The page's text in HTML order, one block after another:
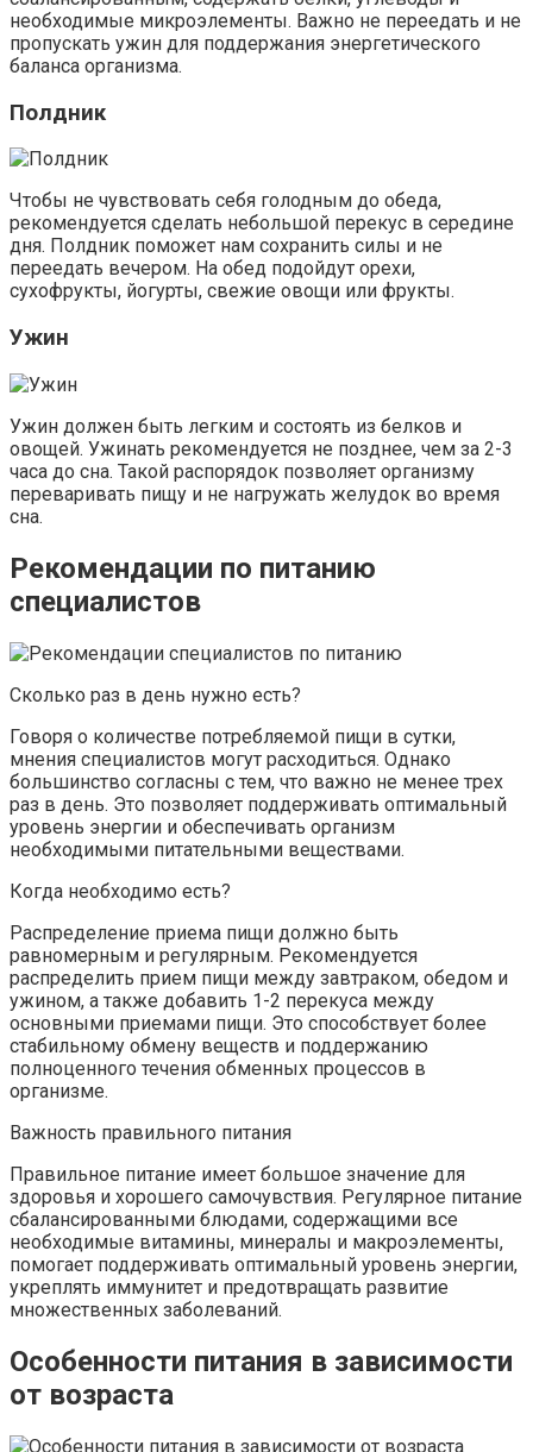
необходимые микроэлементы. Важно не переедать и не
пропускать ужин для поддержания энергетического
баланса организма.
Полдник
Чтобы не чувствовать себя голодным до обеда,
рекомендуется сделать небольшой перекус в середине
дня. Полдник поможет нам сохранить силы и не
переедать вечером. На обед подойдут орехи,
сухофрукты, йогурты, свежие овощи или фрукты.
Ужин
Ужин должен быть легким и состоять из белков и
овощей. Ужинать рекомендуется не позднее, чем за 2-3
часа до сна. Такой распорядок позволяет организму
переваривать пищу и не нагружать желудок во время
сна.
Рекомендации по питанию
специалистов
Сколько раз в день нужно есть?
Говоря о количестве потребляемой пищи в сутки,
мнения специалистов могут расходиться. Однако
большинство согласны с тем, что важно не менее трех
раз в день. Это позволяет поддерживать оптимальный
уровень энергии и обеспечивать организм
необходимыми питательными веществами.
Когда необходимо есть?
Распределение приема пищи должно быть
равномерным и регулярным. Рекомендуется
распределить прием пищи между завтраком, обедом и
ужином, а также добавить 1-2 перекуса между
основными приемами пищи. Это способствует более
стабильному обмену веществ и поддержанию
полноценного течения обменных процессов в
организме.
Важность правильного питания
Правильное питание имеет большое значение для
здоровья и хорошего самочувствия. Регулярное питание
сбалансированными блюдами, содержащими все
необходимые витамины, минералы и макроэлементы,
помогает поддерживать оптимальный уровень энергии,
укреплять иммунитет и предотвращать развитие
множественных заболеваний.
Особенности питания в зависимости
от возраста